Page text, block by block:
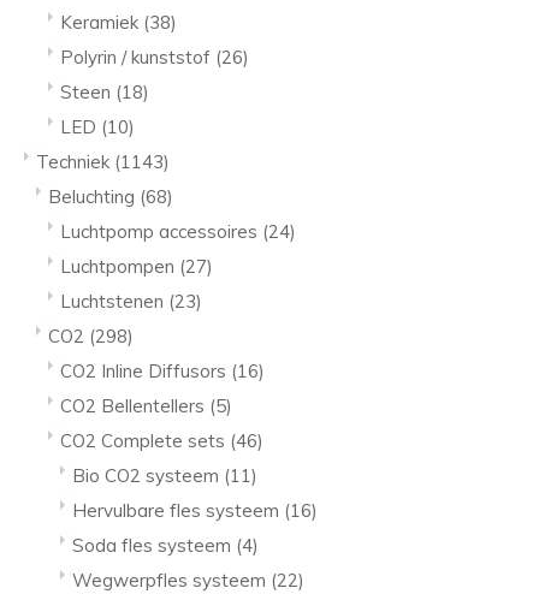
Keramiek (38)
Polyrin / kunststof (26)
Steen (18)
LED (10)
Techniek (1143)
Beluchting (68)
Luchtpomp accessoires (24)
Luchtpompen (27)
Luchtstenen (23)
CO2 (298)
CO2 Inline Diffusors (16)
CO2 Bellentellers (5)
CO2 Complete sets (46)
Bio CO2 systeem (11)
Hervulbare fles systeem (16)
Soda fles systeem (4)
Wegwerpfles systeem (22)